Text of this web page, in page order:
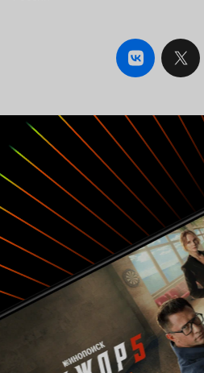
вовремя понял, что трешняк и
показали! Надеюсь что и этот
сетки вещания и он никогда даже